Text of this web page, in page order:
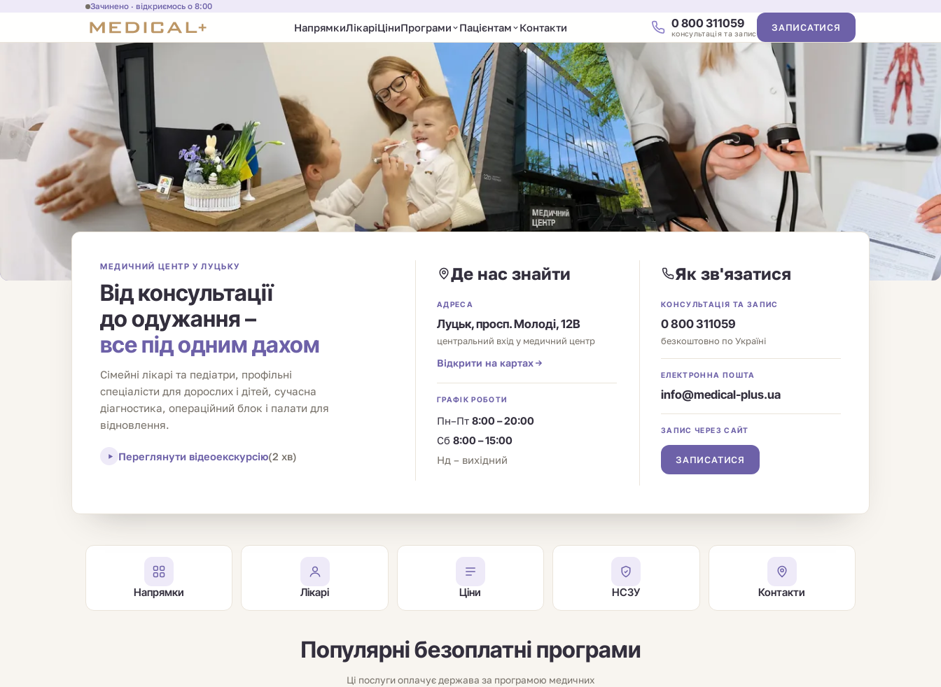
Зачинено · відкриємось о 8:00
НапрямкиЛікаріЦіниПрограми Пацієнтам Контакти 0 800 311059
консультація та запис
ЗАПИСАТИСЯ
МЕДИЧНИЙ ЦЕНТР У ЛУЦЬКУ
Від консультації
до одужання –
все під одним дахом
Сімейні лікарі та педіатри, профільні
спеціалісти для дорослих і дітей, сучасна
діагностика, операційний блок і палати для
відновлення.
Переглянути відеоекскурсію(2 хв)
Де нас знайти
АДРЕСА
Луцьк, просп. Молоді, 12В
центральний вхід у медичний центр
Відкрити на картах
ГРАФІК РОБОТИ
Пн–Пт 8:00 – 20:00
Сб 8:00 – 15:00
Нд – вихідний
Як зв'язатися
КОНСУЛЬТАЦІЯ ТА ЗАПИС
0 800 311059
безкоштовно по Україні
ЕЛЕКТРОННА ПОШТА
info@medical-plus.ua
ЗАПИС ЧЕРЕЗ САЙТ
ЗАПИСАТИСЯ
Напрямки Лікарі Ціни НСЗУ Контакти
Популярні безоплатні програми
Ці послуги оплачує держава за програмою медичних